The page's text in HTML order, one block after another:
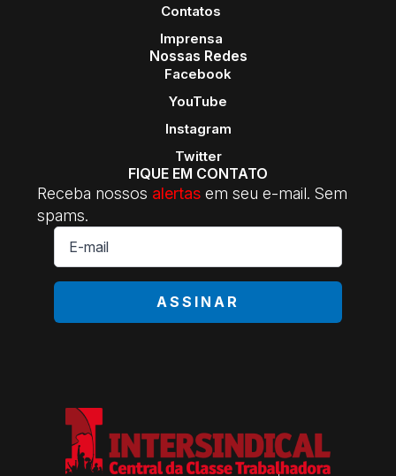
Contatos
Imprensa
Nossas Redes
Facebook
YouTube
Instagram
Twitter
FIQUE EM CONTATO
Receba nossos alertas em seu e-mail. Sem
spams.
E-
mail
*
ASSINAR